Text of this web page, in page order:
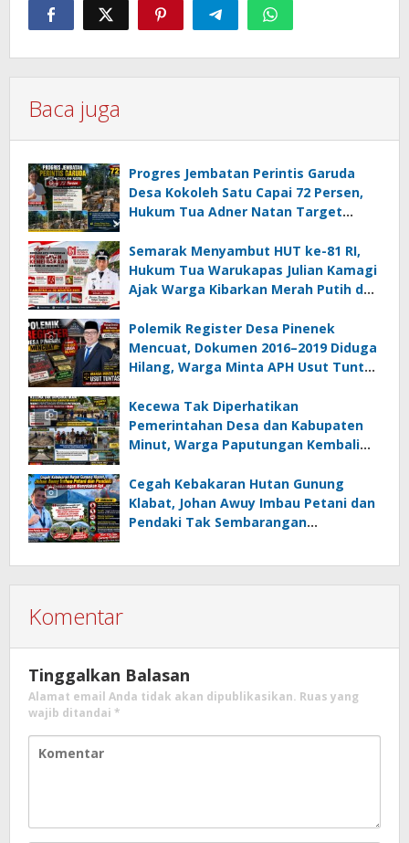
Baca juga
Progres Jembatan Perintis Garuda
Desa Kokoleh Satu Capai 72 Persen,
Hukum Tua Adner Natan Target
Semarak Menyambut HUT ke-81 RI,
Hukum Tua Warukapas Julian Kamagi
Ajak Warga Kibarkan Merah Putih dan
Polemik Register Desa Pinenek
Mencuat, Dokumen 2016–2019 Diduga
Hilang, Warga Minta APH Usut Tuntas
Kumtua HK
Kecewa Tak Diperhatikan
Pemerintahan Desa dan Kabupaten
Minut, Warga Paputungan Kembali
Tambatan Perahu
Cegah Kebakaran Hutan Gunung
Klabat, Johan Awuy Imbau Petani dan
Pendaki Tak Sembarangan
Komentar
Tinggalkan Balasan
Alamat email Anda tidak akan dipublikasikan. Ruas yang
wajib ditandai *